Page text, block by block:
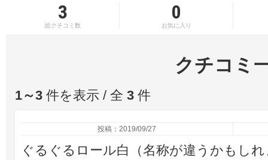
3
総クチコミ数
0
お気に入り
クチコミ
1～3 件を表示 / 全 3 件
投稿：2019/09/27
ぐるぐるロール白（名称が違うかもし